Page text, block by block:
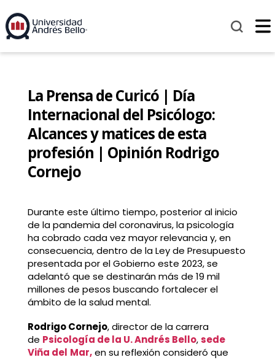
La Prensa de Curicó | Día
Internacional del Psicólogo:
Alcances y matices de esta
profesión | Opinión Rodrigo
Cornejo
Durante este último tiempo, posterior al inicio
de la pandemia del coronavirus, la psicología
ha cobrado cada vez mayor relevancia y, en
consecuencia, dentro de la Ley de Presupuesto
presentada por el Gobierno este 2023, se
adelantó que se destinarán más de 19 mil
millones de pesos buscando fortalecer el
ámbito de la salud mental.
Rodrigo Cornejo, director de la carrera
de Psicología de la U. Andrés Bello,sede
Viña del Mar,en su reflexión consideró que